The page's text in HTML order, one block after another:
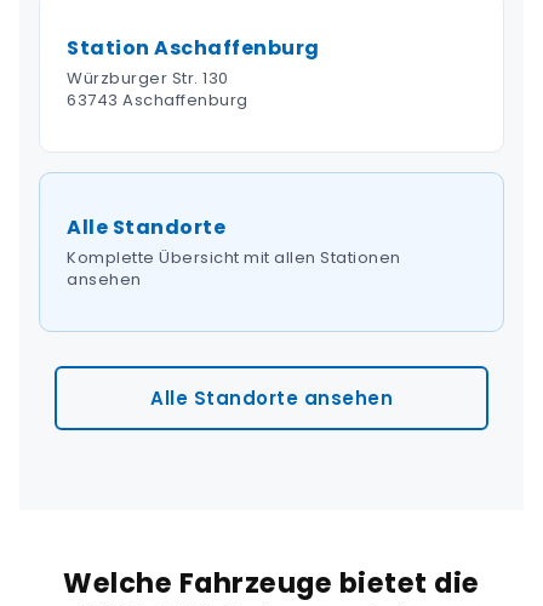
Station Aschaffenburg
Würzburger Str. 130
63743 Aschaffenburg
Alle Standorte
Komplette Übersicht mit allen Stationen
ansehen
Alle Standorte ansehen
Welche Fahrzeuge bietet die